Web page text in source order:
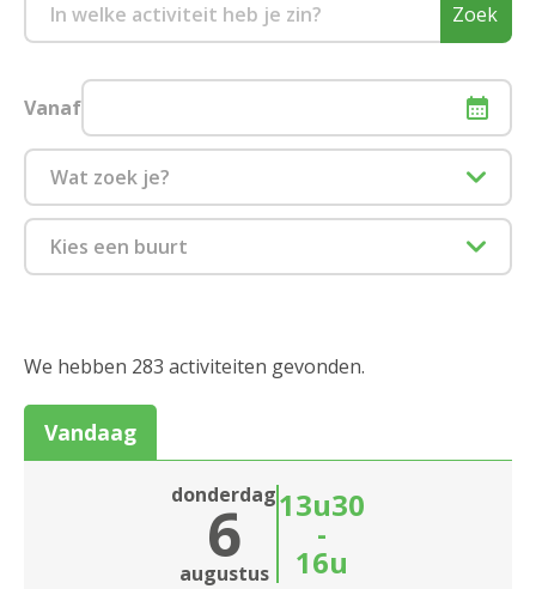
Zoek
Vanaf
Wat zoek je?
Eropuit
Kies een buurt
2018 Antwerpen
2020 Antwerpen
2030 Antwerpen
2040 BerendrechtSluiten
We hebben 283 activiteiten gevonden.
Vandaag
donderdag
6
augustus
13u30
-
16u